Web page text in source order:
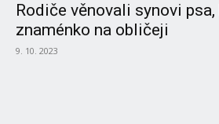
Rodiče věnovali synovi
znaménko na obličeji
9. 10. 2023